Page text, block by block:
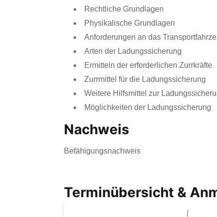
Rechtliche Grundlagen
Physikalische Grundlagen
Anforderungen an das
Arten der Ladungssicherung
Ermitteln der erforderlichen Zurrkräfte
Zurrmittel für die Ladungssicherung
Weitere Hilfsmittel zur
Möglichkeiten der Ladungssicherung
Nachweis
Befähigungsnachweis
Terminübersicht &